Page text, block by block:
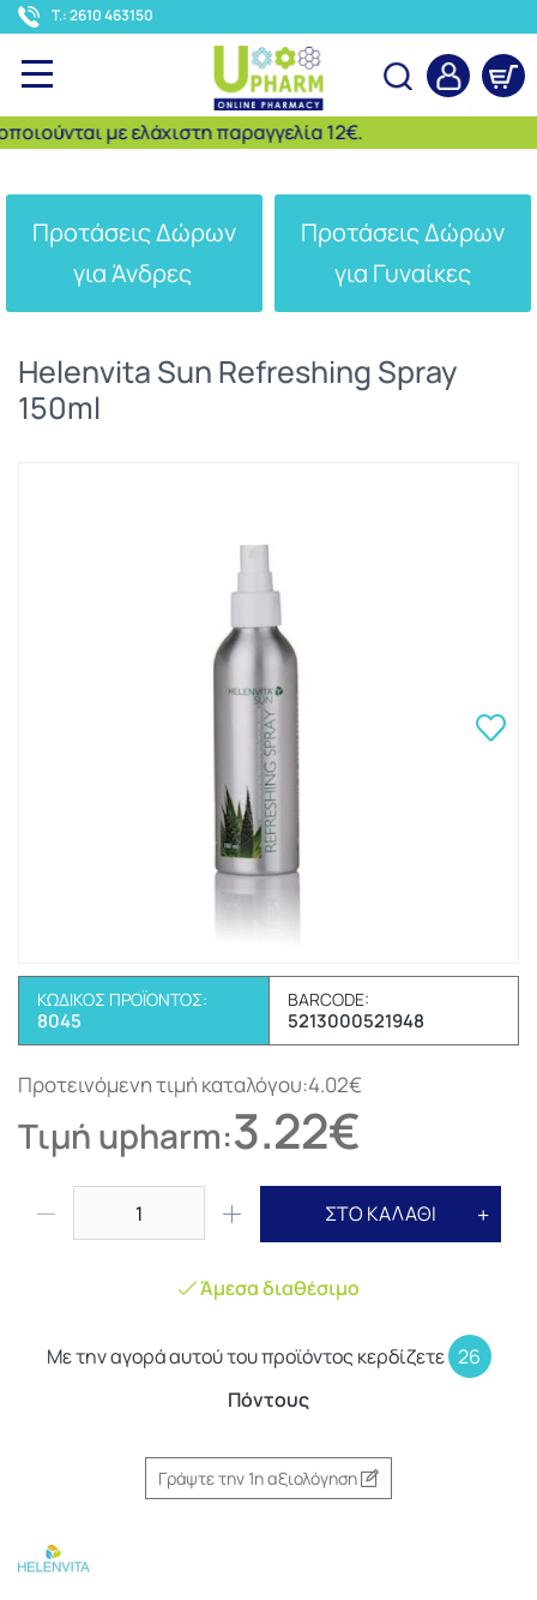
T.: 2610 463150
με ελάχιστη παραγγελία 12€.
Αναζήτηση
Προτάσεις Δώρων
για Άνδρες
Προτάσεις Δώρων
για Γυναίκες
Helenvita Sun Refreshing Spray
150ml
ΚΩΔΙΚΌΣ ΠΡΟΪΌΝΤΟΣ:
8045
BARCODE:
5213000521948
Προτεινόμενη τιμή καταλόγου:4.02€
Τιμή upharm:3.22€
ΣΤΟ ΚΑΛΑΘΙ
Άμεσα διαθέσιμο
Με την αγορά αυτού του προϊόντος κερδίζετε 26
Πόντους
Γράψτε την 1η αξιολόγηση